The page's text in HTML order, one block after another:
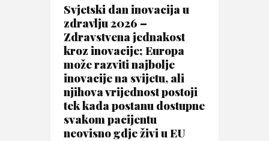
Svjetski dan inovacija u
zdravlju 2026 –
Zdravstvena jednakost
kroz inovacije; Europa
može razviti najbolje
inovacije na svijetu, ali
njihova vrijednost postoji
tek kada postanu dostupne
svakom pacijentu
neovisno gdje živi u EU